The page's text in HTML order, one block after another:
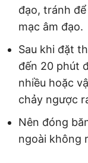
đạo, tránh
mạc âm đạo.
Sau khi đặt
đến 20 phút
nhiều hoặc
chảy ngược
Nên đóng
ngoài không